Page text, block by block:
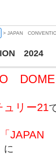
> JAPAN
2024
ュリー21
JAPAN
に